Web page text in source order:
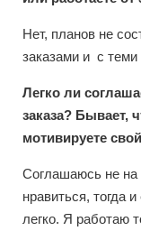
Нет, планов не
заказами и с
Легко ли
заказа? Бывает,
мотивируете
Соглашаюсь не на
нравиться, тогда
легко. Я работаю